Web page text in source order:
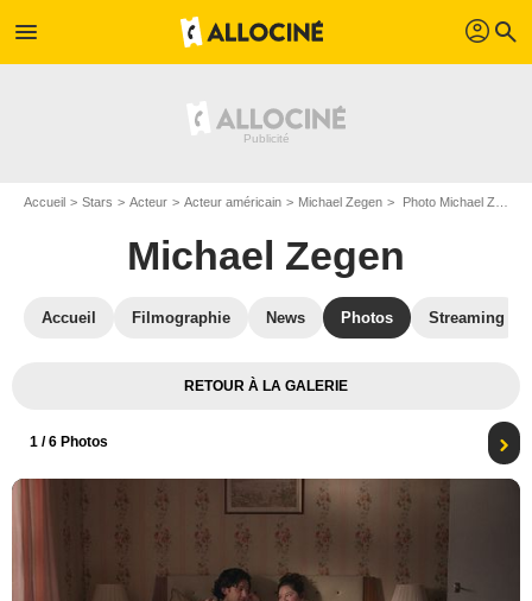
menu profil search
Accueil Stars Acteur Acteur américain Michael Zegen Photo Michael Zegen, Megan Stalter
Michael Zegen
Accueil Filmographie News Photos Streaming
RETOUR À LA GALERIE
1 / 6 Photos